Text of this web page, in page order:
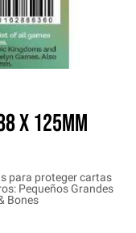
X 125MM
para proteger cartas
Pequeños Grandes
Bones